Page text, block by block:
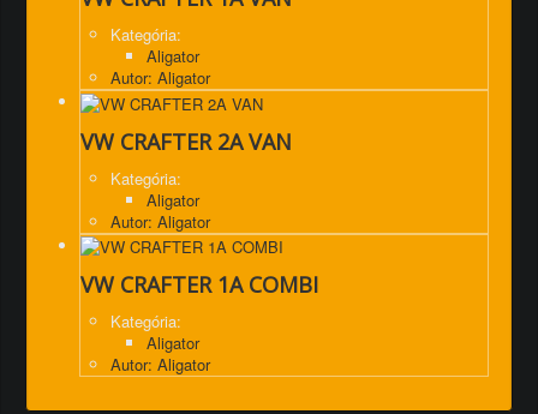
Kategória:
Aligator
Autor: Aligator
VW CRAFTER 2A VAN
Kategória:
Aligator
Autor: Aligator
VW CRAFTER 1A COMBI
Kategória:
Aligator
Autor: Aligator